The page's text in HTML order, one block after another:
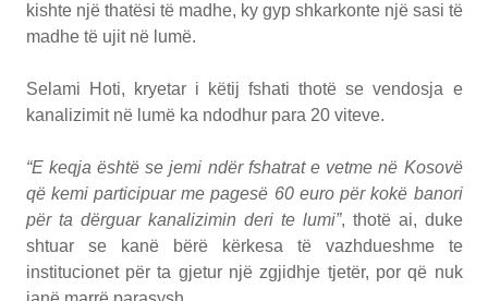
kishte një thatësi të madhe, ky gyp shkarkonte një sasi të
madhe të ujit në lumë.
Selami Hoti, kryetar i këtij fshati thotë se vendosja e
kanalizimit në lumë ka ndodhur para 20 viteve.
“E keqja është se jemi ndër fshatrat e vetme në Kosovë
që kemi participuar me pagesë 60 euro për kokë banori
për ta dërguar kanalizimin deri te lumi”, thotë ai, duke
shtuar se kanë bërë kërkesa të vazhdueshme te
institucionet për ta gjetur një zgjidhje tjetër, por që nuk